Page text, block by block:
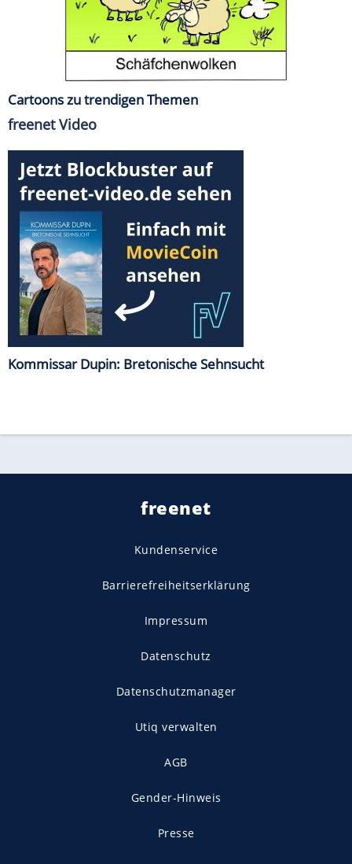
Cartoons zu trendigen Themen
freenet Video
Kommissar Dupin: Bretonische Sehnsucht
freenet
Kundenservice
Barrierefreiheitserklärung
Impressum
Datenschutz
Datenschutzmanager
Utiq verwalten
AGB
Gender-Hinweis
Presse